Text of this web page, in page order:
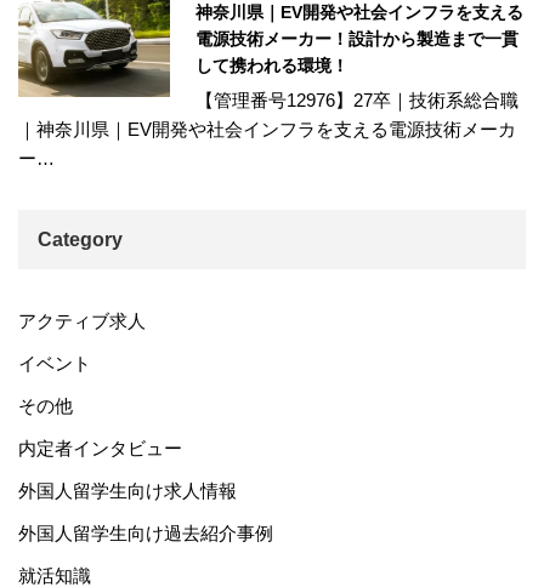
神奈川県｜EV開発や社会インフラを支える
電源技術メーカー！設計から製造まで一貫
して携われる環境！
【管理番号12976】27卒｜技術系総合職
｜神奈川県｜EV開発や社会インフラを支える電源技術メーカ
ー…
Category
アクティブ求人
イベント
その他
内定者インタビュー
外国人留学生向け求人情報
外国人留学生向け過去紹介事例
就活知識